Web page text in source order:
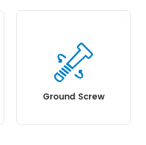
Ground Screw